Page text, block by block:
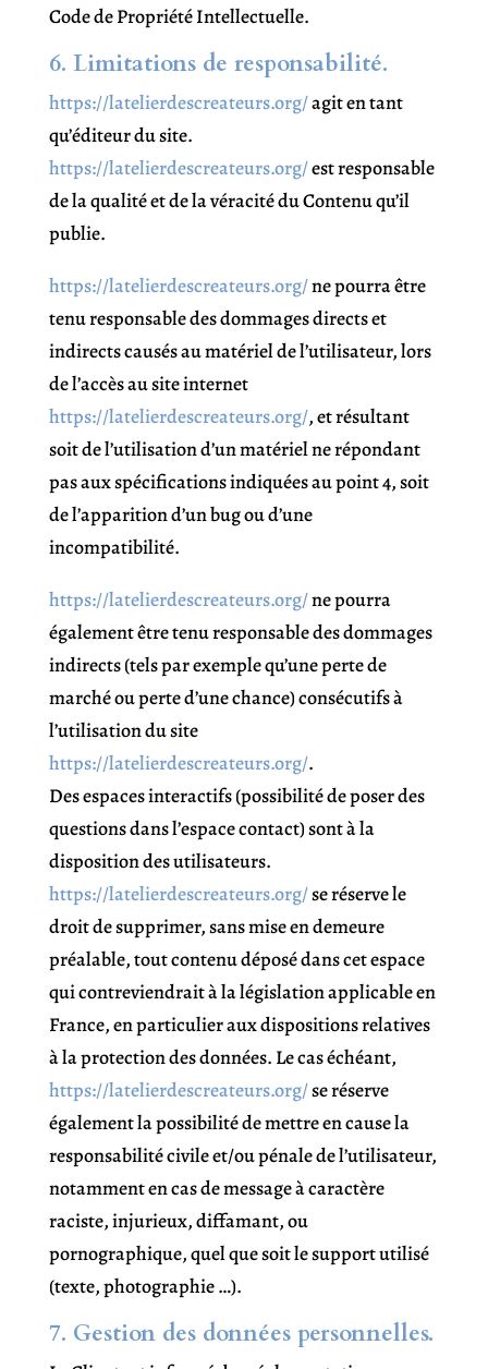
Code de Propriété Intellectuelle.
6. Limitations de responsabilité.
https://latelierdescreateurs.org/agit en tant
qu’éditeur du site.
https://latelierdescreateurs.org/est responsable
de la qualité et de la véracité du Contenu qu’il
publie.
https://latelierdescreateurs.org/ne pourra être
tenu responsable des dommages directs et
indirects causés au matériel de l’utilisateur, lors
de l’accès au site internet
https://latelierdescreateurs.org/, et résultant
soit de l’utilisation d’un matériel ne répondant
pas aux spécifications indiquées au point 4, soit
de l’apparition d’un bug ou d’une
incompatibilité.
https://latelierdescreateurs.org/ne pourra
également être tenu responsable des dommages
indirects (tels par exemple qu’une perte de
marché ou perte d’une chance) consécutifs à
l’utilisation du site
https://latelierdescreateurs.org/.
Des espaces interactifs (possibilité de poser des
questions dans l’espace contact) sont à la
disposition des utilisateurs.
https://latelierdescreateurs.org/se réserve le
droit de supprimer, sans mise en demeure
préalable, tout contenu déposé dans cet espace
qui contreviendrait à la législation applicable en
France, en particulier aux dispositions relatives
à la protection des données. Le cas échéant,
https://latelierdescreateurs.org/se réserve
également la possibilité de mettre en cause la
responsabilité civile et/ou pénale de l’utilisateur,
notamment en cas de message à caractère
raciste, injurieux, diffamant, ou
pornographique, quel que soit le support utilisé
(texte, photographie …).
7. Gestion des données personnelles.